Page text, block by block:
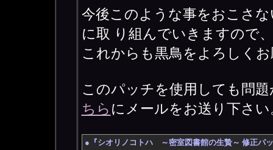
今後このような事をおこさ
に取 り組んでいきますので、
これからも黒鳥をよろしく
このパッチを使用しても問
ちら にメールをお送り下さい
●『シオリノコトハ ～密室図書館の生贄～ 修正パ